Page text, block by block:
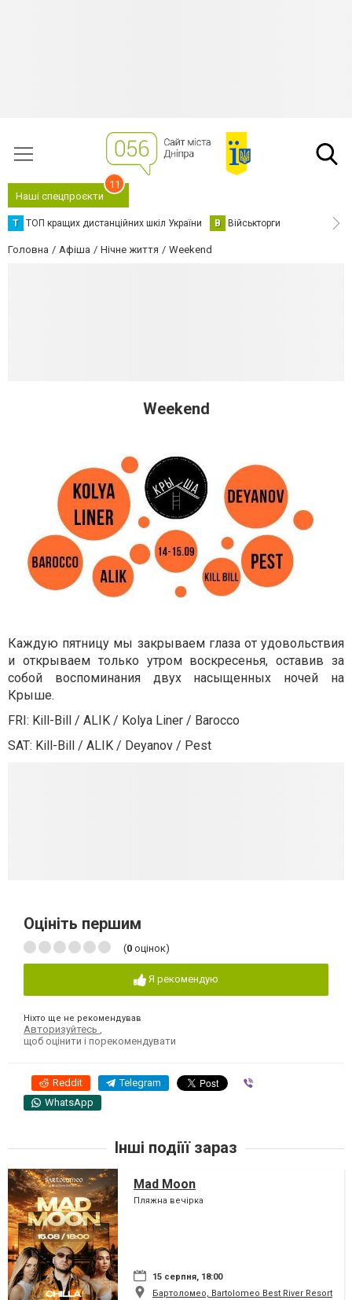
Наші спецпроєкти
11
Т ТОП кращих дистанційних шкіл України В Військторги
Головна Афіша Нічне життя Weekend
Weekend
Каждую пятницу мы закрываем глаза от удовольствия
и открываем только утром воскресенья, оставив за
собой воспоминания двух насыщенных ночей на
Крыше.
FRI: Kill-Bill / ALIK / Kolya Liner / Barocco
SAT: Kill-Bill / ALIK / Deyanov / Pest
Оцініть першим
(0 оцінок)
Я рекомендую
Ніхто ще не рекомендував
Авторизуйтесь ,
щоб оцінити і порекомендувати
Reddit Telegram
WhatsApp
Інші подіїї зараз
Mad Moon
Пляжна вечірка
15 серпня, 18:00
Бартоломео, Bartolomeo Best River Resort